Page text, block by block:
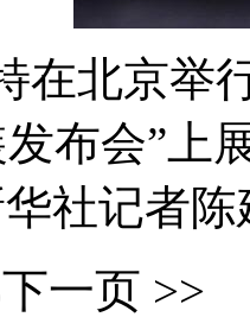
在北京举
布会”上
社记者陈
下一页 >>